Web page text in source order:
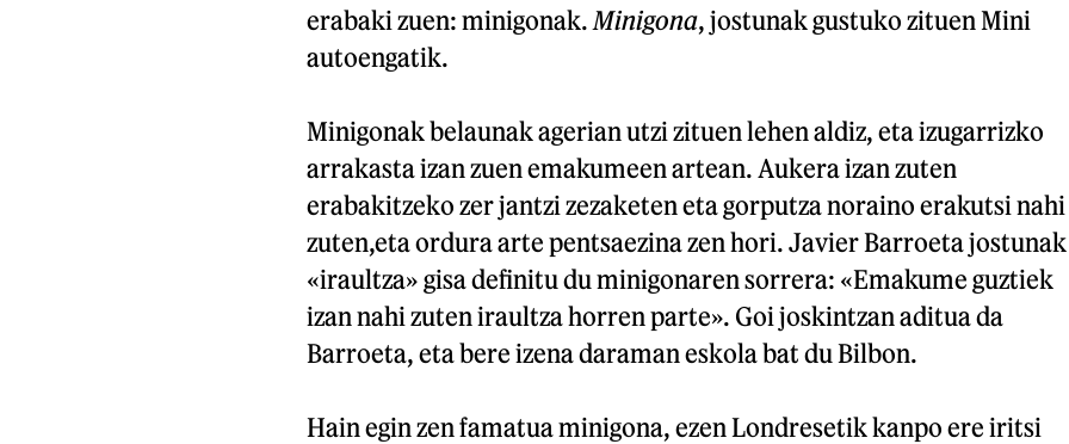
erabaki zuen: minigonak. Minigona, jostunak gustuko zituen Mini
autoengatik.
Minigonak belaunak agerian utzi zituen lehen aldiz, eta izugarrizko
arrakasta izan zuen emakumeen artean. Aukera izan zuten
erabakitzeko zer jantzi zezaketen eta gorputza noraino erakutsi nahi
zuten,eta ordura arte pentsaezina zen hori. Javier Barroeta jostunak
«iraultza» gisa definitu du minigonaren sorrera: «Emakume guztiek
izan nahi zuten iraultza horren parte». Goi joskintzan aditua da
Barroeta, eta bere izena daraman eskola bat du Bilbon.
Hain egin zen famatua minigona, ezen Londresetik kanpo ere iritsi